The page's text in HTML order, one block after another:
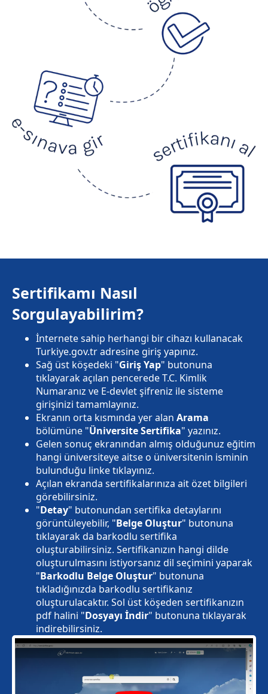
Sertifikamı Nasıl
Sorgulayabilirim?
İnternete sahip herhangi bir cihazı kullanacak
Turkiye.gov.tr adresine giriş yapınız.
Sağ üst köşedeki "Giriş Yap" butonuna
tıklayarak açılan pencerede T.C. Kimlik
Numaranız ve E-devlet şifreniz ile sisteme
girişinizi tamamlayınız.
Ekranın orta kısmında yer alan Arama
bölümüne "Üniversite Sertifika" yazınız.
Gelen sonuç ekranından almış olduğunuz eğitim
hangi üniversiteye aitse o üniversitenin isminin
bulunduğu linke tıklayınız.
Açılan ekranda sertifikalarınıza ait özet bilgileri
görebilirsiniz.
"Detay" butonundan sertifika detaylarını
görüntüleyebilir, "Belge Oluştur" butonuna
tıklayarak da barkodlu sertifika
oluşturabilirsiniz. Sertifikanızın hangi dilde
oluşturulmasını istiyorsanız dil seçimini yaparak
"Barkodlu Belge Oluştur" butonuna
tıkladığınızda barkodlu sertifikanız
oluşturulacaktır. Sol üst köşeden sertifikanızın
pdf halini "Dosyayı İndir" butonuna tıklayarak
indirebilirsiniz.